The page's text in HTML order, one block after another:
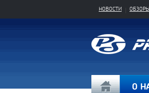
НОВОСТИ ОБЗОРЫ
О